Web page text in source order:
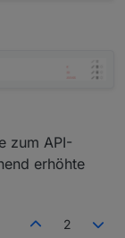
zum API-
erhöhte
2